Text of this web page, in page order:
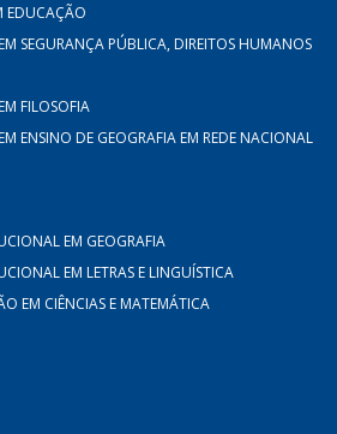
EDUCAÇÃO
SEGURANÇA PÚBLICA, DIREITOS HUMANOS
FILOSOFIA
ENSINO DE GEOGRAFIA EM REDE NACIONAL
EM GEOGRAFIA
EM LETRAS E LINGUÍSTICA
EM CIÊNCIAS E MATEMÁTICA